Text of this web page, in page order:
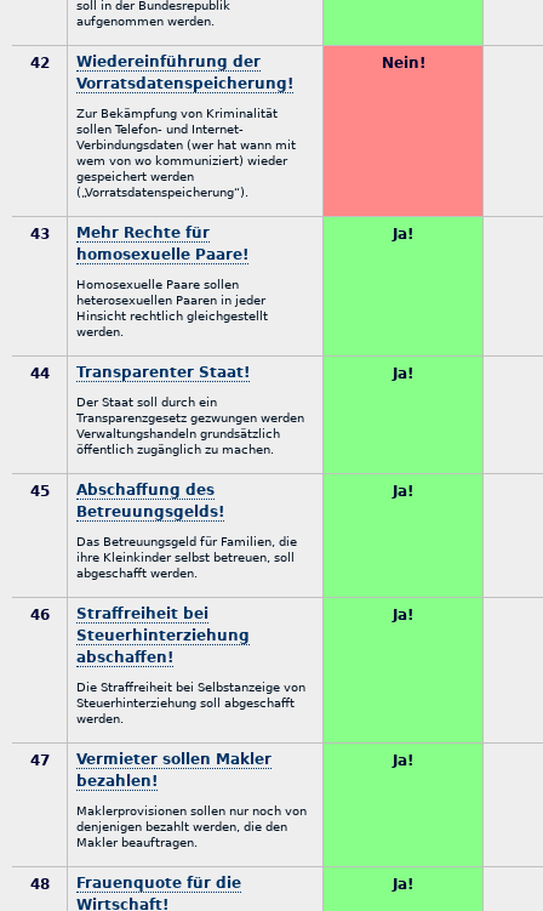
soll in der Bundesrepublik
aufgenommen werden.
42
Wiedereinführung der
Vorratsdatenspeicherung!
Zur Bekämpfung von Kriminalität
sollen Telefon- und Internet-
Verbindungsdaten (wer hat wann mit
wem von wo kommuniziert) wieder
gespeichert werden
(„Vorratsdatenspeicherung“).
Nein!
43
Mehr Rechte für
homosexuelle Paare!
Homosexuelle Paare sollen
heterosexuellen Paaren in jeder
Hinsicht rechtlich gleichgestellt
werden.
Ja!
44 Transparenter Staat!
Der Staat soll durch ein
Transparenzgesetz gezwungen werden
Verwaltungshandeln grundsätzlich
öffentlich zugänglich zu machen.
Ja!
45
Abschaffung des
Betreuungsgelds!
Das Betreuungsgeld für Familien, die
ihre Kleinkinder selbst betreuen, soll
abgeschafft werden.
Ja!
46
Straffreiheit bei
Steuerhinterziehung
abschaffen!
Die Straffreiheit bei Selbstanzeige von
Steuerhinterziehung soll abgeschafft
werden.
Ja!
47
Vermieter sollen Makler
bezahlen!
Maklerprovisionen sollen nur noch von
denjenigen bezahlt werden, die den
Makler beauftragen.
Ja!
48
Frauenquote für die
Wirtschaft!
Ja!